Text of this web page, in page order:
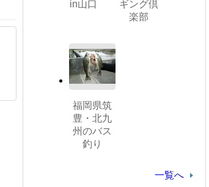
in山口
ギング倶
楽部
福岡県筑
豊・北九
州のバス
釣り
一覧へ